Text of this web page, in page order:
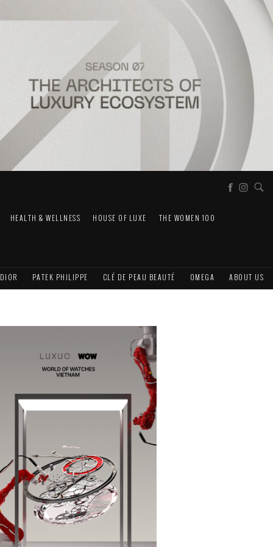
HEALTH & WELLNESS HOUSE OF LUXE THE WOMEN 100
DIOR PATEK PHILIPPE CLÉ DE PEAU BEAUTÉ OMEGA ABOUT US